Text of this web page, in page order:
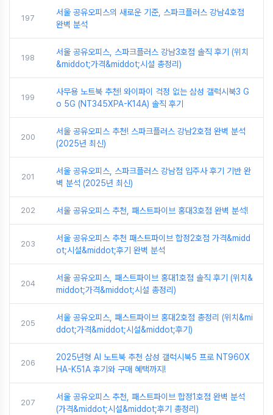
197
서울 공유오피스의 새로운 기준, 스파크플러스 강남4호점
완벽 분석
198
서울 공유오피스, 스파크플러스 강남3호점 솔직 후기 (위치
&middot;가격&middot;시설 총정리)
199
사무용 노트북 추천! 와이파이 걱정 없는 삼성 갤럭시북3 G
o 5G (NT345XPA-K14A) 솔직 후기
200
서울 공유오피스 추천! 스파크플러스 강남2호점 완벽 분석
(2025년 최신)
201
서울 공유오피스, 스파크플러스 강남점 입주사 후기 기반 완
벽 분석 (2025년 최신)
202 서울 공유오피스 추천, 패스트파이브 홍대3호점 완벽 분석!
203
서울 공유오피스 추천 패스트파이브 합정2호점 가격&midd
ot;시설&middot;후기 완벽 분석
204
서울 공유오피스, 패스트파이브 홍대1호점 솔직 후기 (위치&
middot;가격&middot;시설 총정리)
205
서울 공유오피스, 패스트파이브 홍대2호점 총정리 (위치&mi
ddot;가격&middot;시설&middot;후기)
206
2025년형 AI 노트북 추천 삼성 갤럭시북5 프로 NT960X
HA-K51A 후기와 구매 혜택까지!
207
서울 공유오피스 추천, 패스트파이브 합정1호점 완벽 분석
(가격&middot;시설&middot;후기 총정리)